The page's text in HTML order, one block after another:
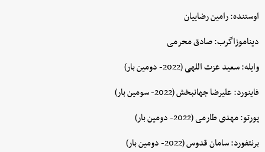
اوستنده: رامین رضاییان
دیناموزاگرب: صادق محرمی
وایله: سعید عزت اللهی (2022- دومین بار)
فاینورد: علیرضا جهانبخش (2022- سومین بار)
پورتو: مهدی طارمی (2022- دومین بار)
برنتفورد: سامان قدوس (2022- دومین بار)